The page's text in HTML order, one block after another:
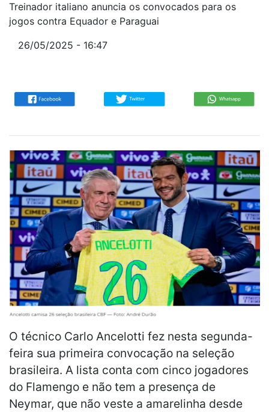
Treinador italiano anuncia os convocados para os
jogos contra Equador e Paraguai
26/05/2025 - 16:47
O técnico Carlo Ancelotti fez nesta segunda-
feira sua primeira convocação na seleção
brasileira. A lista conta com cinco jogadores
do Flamengo e não tem a presença de
Neymar, que não veste a amarelinha desde